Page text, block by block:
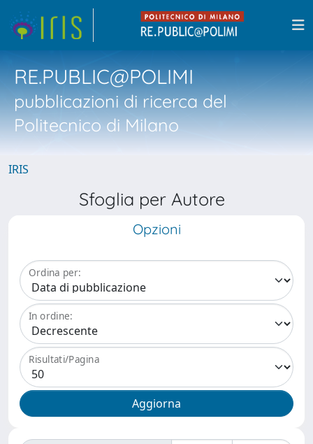
RE.PUBLIC@POLIMI
pubblicazioni di ricerca del
Politecnico di Milano
IRIS
Sfoglia per Autore
Opzioni
Ordina per:
In ordine:
Risultati/Pagina